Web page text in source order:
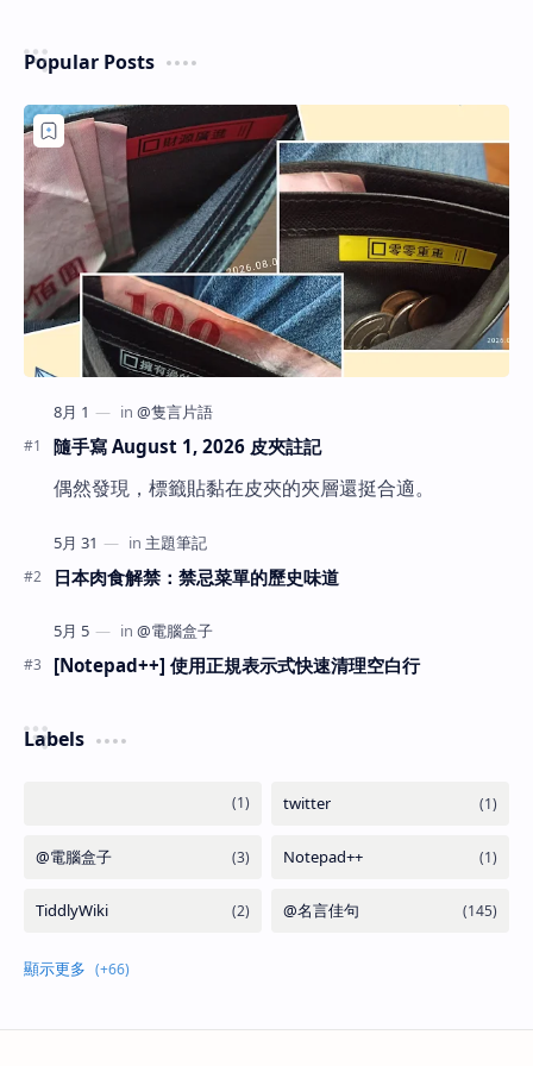
Popular Posts
隨手寫 August 1, 2026 皮夾註記
偶然發現，標籤貼黏在皮夾的夾層還挺合適。
日本肉食解禁：禁忌菜單的歷史味道
[Notepad++] 使用正規表示式快速清理空白行
Labels